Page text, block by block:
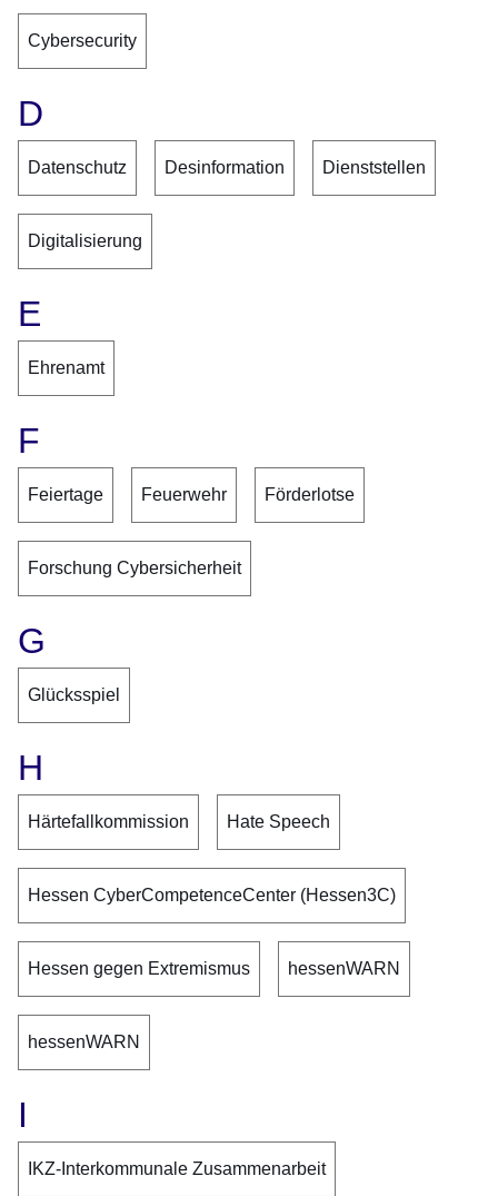
Cybersecurity
D
Datenschutz Desinformation Dienststellen
Digitalisierung
E
Ehrenamt
F
Feiertage Feuerwehr Förderlotse
Forschung Cybersicherheit
G
Glücksspiel
H
Härtefallkommission Hate Speech
Hessen CyberCompetenceCenter (Hessen3C)
Hessen gegen Extremismus hessenWARN
hessenWARN
I
IKZ-Interkommunale Zusammenarbeit